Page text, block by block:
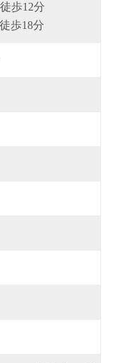
歩12分
歩18分